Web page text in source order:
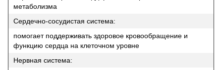
метаболизма
Сердечно-сосудистая система:
помогает поддерживать здоровое кровообращение и
функцию сердца на клеточном уровне
Нервная система: